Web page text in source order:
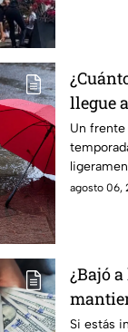
llegue a
frío
Un
agosto 06,
¿Bajó a
el
Si estás